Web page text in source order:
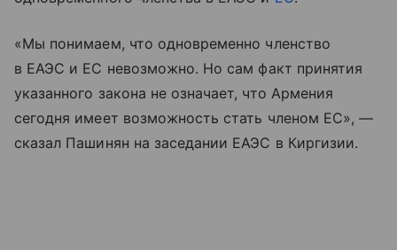
«Мы понимаем, что одновременно членство
в ЕАЭС и ЕС невозможно. Но сам факт принятия
указанного закона не означает, что Армения
сегодня имеет возможность стать членом ЕС», —
сказал Пашинян на заседании ЕАЭС в Киргизии.